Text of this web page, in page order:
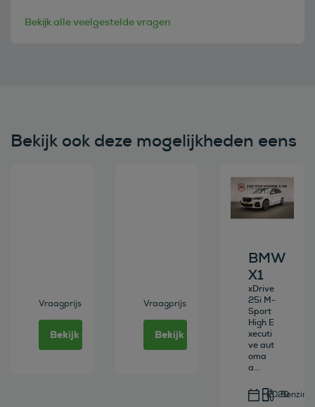
Bekijk alle veelgestelde vragen
Bekijk ook deze mogelijkheden eens
Vraagprijs
Bekijk deze auto
Vraagprijs
Bekijk deze auto
Bekijk deze
BMW
X1
xDrive
25i M-
Sport
High E
xecuti
ve aut
oma
a...
2020Benzine